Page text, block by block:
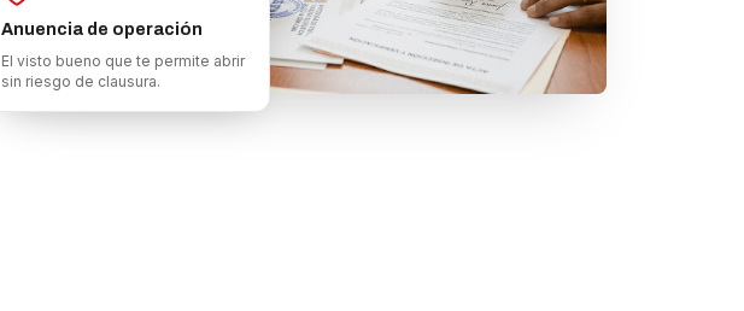
Anuencia de operación
El visto bueno que te permite abrir
sin riesgo de clausura.